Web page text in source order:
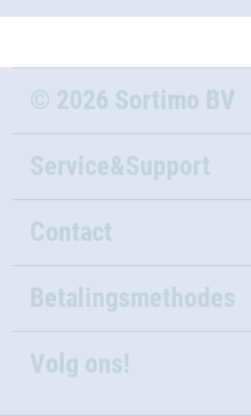
© 2026 Sortimo BV
Service&Support
Contact
Betalingsmethodes
Volg ons!